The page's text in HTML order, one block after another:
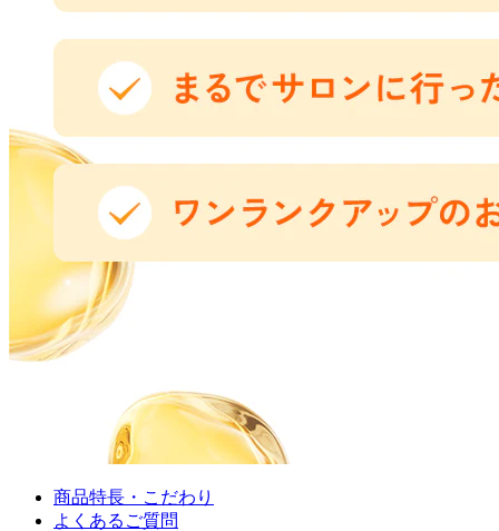
商品特長・こだわり
よくあるご質問